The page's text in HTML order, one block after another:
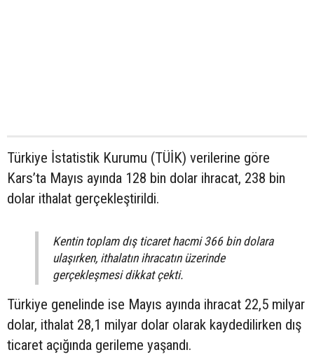
Türkiye İstatistik Kurumu (TÜİK) verilerine göre
Kars’ta Mayıs ayında 128 bin dolar ihracat, 238 bin
dolar ithalat gerçekleştirildi.
Kentin toplam dış ticaret hacmi 366 bin dolara
ulaşırken, ithalatın ihracatın üzerinde
gerçekleşmesi dikkat çekti.
Türkiye genelinde ise Mayıs ayında ihracat 22,5 milyar
dolar, ithalat 28,1 milyar dolar olarak kaydedilirken dış
ticaret açığında gerileme yaşandı.